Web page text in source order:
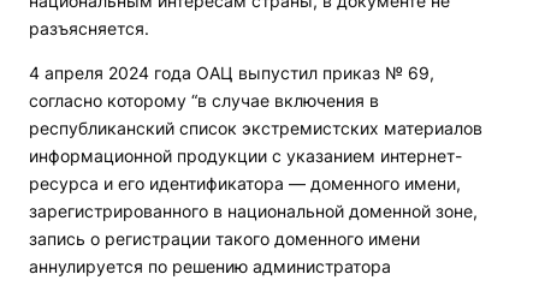
разъясняется.
4 апреля 2024 года ОАЦ выпустил приказ № 69,
согласно которому “в случае включения в
республиканский список экстремистских материалов
информационной продукции с указанием интернет-
ресурса и его идентификатора — доменного имени,
зарегистрированного в национальной доменной зоне,
запись о регистрации такого доменного имени
аннулируется по решению администратора